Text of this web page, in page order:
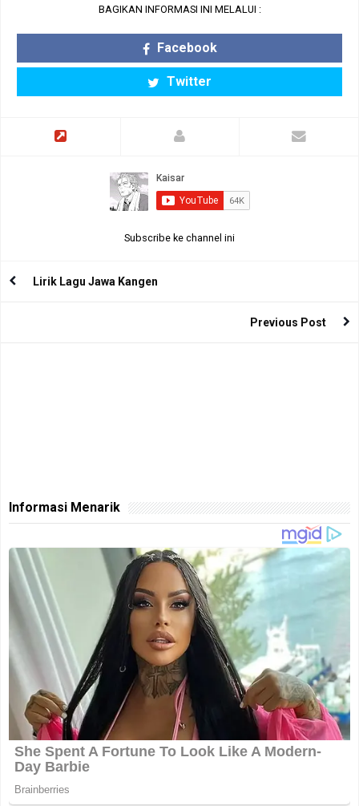
BAGIKAN INFORMASI INI MELALUI :
Facebook
Twitter
Subscribe ke channel ini
Lirik Lagu Jawa Kangen
Previous Post
Informasi Menarik